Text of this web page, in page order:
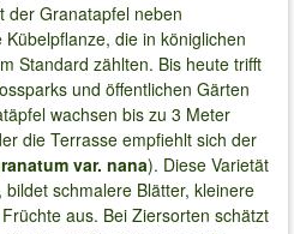
der Granatapfel neben
die in königlichen
Standard zählten. Bis heute trifft
und öffentlichen Gärten
wachsen bis zu 3 Meter
die Terrasse empfiehlt sich der
var. nana). Diese Varietät
schmalere Blätter, kleinere
aus. Bei Ziersorten schätzt